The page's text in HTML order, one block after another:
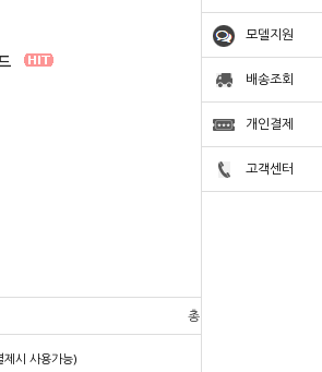
모델지원
배송조회
개인결제
고객센터
총 상품 금액
시 사용가능)